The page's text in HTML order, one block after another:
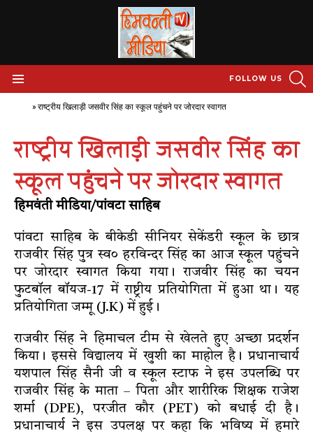
FOLLOW US
» राष्ट्रीय खिलाड़ी जसवीर सिंह का स्कूल पहुंचने पर जोरदार स्वागत
राष्ट्रीय खिलाड़ी जसवीर सिंह का
स्कूल पहुंचने पर जोरदार स्वागत
हिमवंती मीडिया/पांवटा साहिब
पांवटा साहिब के बीकेडी सीनियर सेकेंडरी स्कूल के छात्र
राजवीर सिंह पुत्र स्व० हरविन्दर सिंह का आज स्कूल पहुंचने
पर जोरदार स्वागत किया गया। राजवीर सिंह का चयन
फुटबॉल बॉयज-17 में राष्ट्रीय प्रतियोगिता में हुआ था। यह
प्रतियोगिता जम्मू (J.K) में हुई।
राजवीर सिंह ने हिमाचल टीम से खेलते हुए अच्छा प्रदर्शन
किया। इससे विद्यालय में खुशी का माहोल है। प्रधानाचार्य
यशपाल सिंह सैनी जी व स्कूल स्टाफ ने इस उपलब्धि पर
राजवीर सिंह के माता – पिता और शारीरिक शिक्षक राजेश
शर्मा (DPE), परजीत कौर (PET) को बधाई दी है।
प्रधानाचार्य ने इस उपलक्ष पर कहा कि भविष्य में हमारे